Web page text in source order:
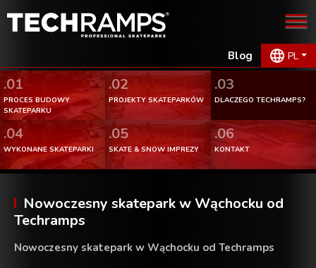
Blog PL
.01
PROCES BUDOWY
SKATEPARKU
.02
PROJEKTY SKATEPARKÓW
.03
DLACZEGO TECHRAMPS?
.04
WYKONANE SKATEPARKI
.05
SKATE & SNOW IMPREZY
.06
KONTAKT
Nowoczesny skatepark w Wąchocku od
Techramps
Nowoczesny skatepark w Wąchocku od Techramps